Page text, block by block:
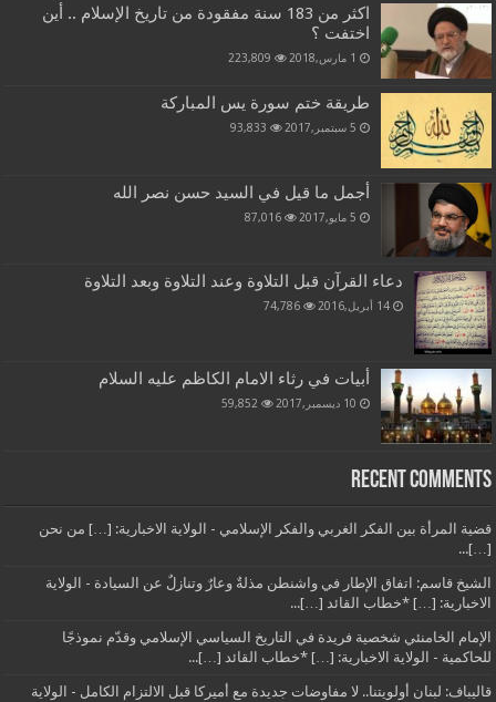
اكثر من 183 سنة مفقودة من تاريخ الإسلام .. أين
اختفت ؟
1 مارس,2018 223,809
طريقة ختم سورة يس المباركة
5 سبتمبر,2017 93,833
أجمل ما قيل في السيد حسن نصر الله
5 مايو,2017 87,016
دعاء القرآن قبل التلاوة وعند التلاوة وبعد التلاوة
14 أبريل,2016 74,786
أبيات في رثاء الامام الكاظم عليه السلام
10 ديسمبر,2017 59,852
Recent Comments
قضية المرأة بين الفكر الغربي والفكر الإسلامي - الولاية الاخبارية: […] من نحن
[…]...
الشيخ قاسم: اتفاق الإطار في واشنطن مذلةٌ وعارٌ وتنازلٌ عن السيادة - الولاية
الاخبارية: […] *خطاب القائد […]...
الإمام الخامنئي شخصية فريدة في التاريخ السياسي الإسلامي وقدّم نموذجًا
للحاكمية - الولاية الاخبارية: […] *خطاب القائد […]...
قاليباف: لبنان أولويتنا.. لا مفاوضات جديدة مع أميركا قبل الالتزام الكامل - الولاية